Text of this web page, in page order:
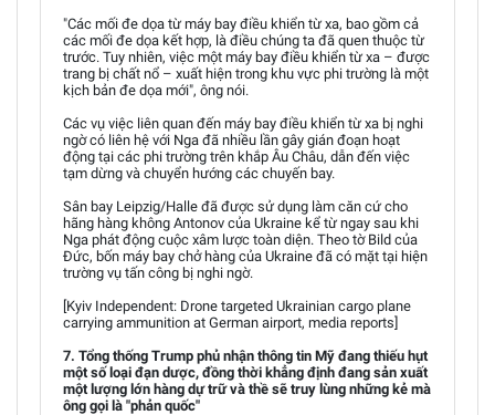
"Các mối đe dọa từ máy bay điều khiển từ xa, bao gồm cả
các mối đe dọa kết hợp, là điều chúng ta đã quen thuộc từ
trước. Tuy nhiên, việc một máy bay điều khiển từ xa – được
trang bị chất nổ – xuất hiện trong khu vực phi trường là một
kịch bản đe dọa mới", ông nói.
Các vụ việc liên quan đến máy bay điều khiển từ xa bị nghi
ngờ có liên hệ với Nga đã nhiều lần gây gián đoạn hoạt
động tại các phi trường trên khắp Âu Châu, dẫn đến việc
tạm dừng và chuyển hướng các chuyến bay.
Sân bay Leipzig/Halle đã được sử dụng làm căn cứ cho
hãng hàng không Antonov của Ukraine kể từ ngay sau khi
Nga phát động cuộc xâm lược toàn diện. Theo tờ Bild của
Đức, bốn máy bay chở hàng của Ukraine đã có mặt tại hiện
trường vụ tấn công bị nghi ngờ.
[Kyiv Independent: Drone targeted Ukrainian cargo plane
carrying ammunition at German airport, media reports]
7. Tổng thống Trump phủ nhận thông tin Mỹ đang thiếu hụt
một số loại đạn dược, đồng thời khẳng định đang sản xuất
một lượng lớn hàng dự trữ và thề sẽ truy lùng những kẻ mà
ông gọi là "phản quốc"